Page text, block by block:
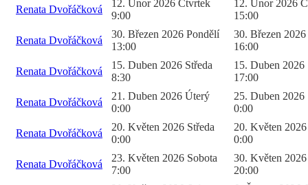
Renata Dvořáčková
12. Únor 2026 Čtvrtek
9:00
12. Únor 2026
15:00
Renata Dvořáčková
30. Březen 2026 Pondělí
13:00
30. Březen
16:00
Renata Dvořáčková
15. Duben 2026 Středa
8:30
15. Duben 2026
17:00
Renata Dvořáčková
21. Duben 2026 Úterý
0:00
25. Duben 2026
0:00
Renata Dvořáčková
20. Květen 2026 Středa
0:00
20. Květen 2026
0:00
Renata Dvořáčková
23. Květen 2026 Sobota
7:00
30. Květen
20:00